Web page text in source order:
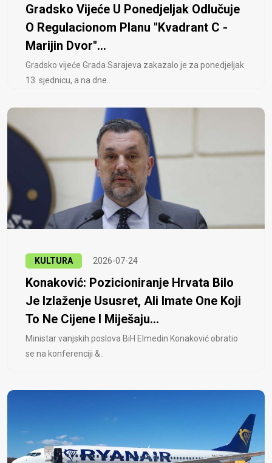
Gradsko Vijeće U Ponedjeljak Odlučuje
O Regulacionom Planu "Kvadrant C -
Marijin Dvor"...
Gradsko vijeće Grada Sarajeva zakazalo je za ponedjeljak
13. sjednicu, a na dne..
KULTURA 2026-07-24
Konaković: Pozicioniranje Hrvata Bilo
Je Izlaženje Ususret, Ali Imate One Koji
To Ne Cijene I Miješaju...
Ministar vanjskih poslova BiH Elmedin Konaković obratio
se na konferenciji &..